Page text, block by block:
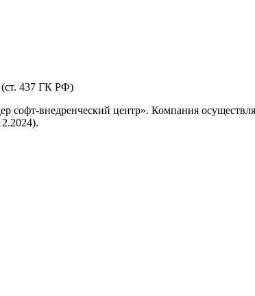
(ст. 437 ГК РФ)
внедренческий центр». Компания